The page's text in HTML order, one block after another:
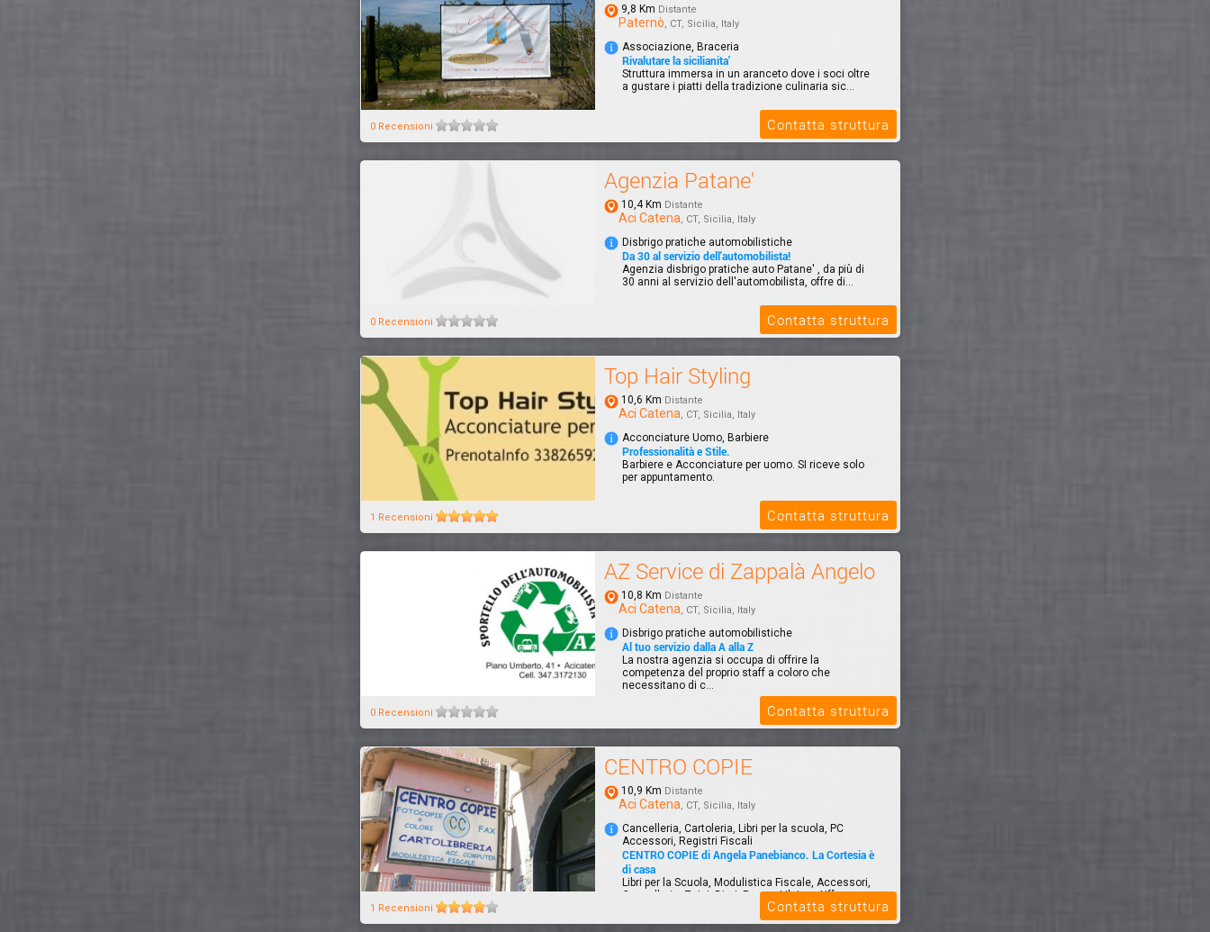
9,8 Km Distante
Paternò, CT, Sicilia, Italy
Associazione, Braceria
Rivalutare la sicilianita'
Struttura immersa in un aranceto dove i soci oltre
a gustare i piatti della tradizione culinaria sic...
0 Recensioni Contatta struttura
Agenzia Patane'
10,4 Km Distante
Aci Catena, CT, Sicilia, Italy
Disbrigo pratiche automobilistiche
Da 30 al servizio dell'automobilista!
Agenzia disbrigo pratiche auto Patane' , da più di
30 anni al servizio dell'automobilista, offre di...
0 Recensioni Contatta struttura
Top Hair Styling
10,6 Km Distante
Aci Catena, CT, Sicilia, Italy
Acconciature Uomo, Barbiere
Professionalità e Stile.
Barbiere e Acconciature per uomo. SI riceve solo
per appuntamento.
1 Recensioni Contatta struttura
AZ Service di Zappalà Angelo
10,8 Km Distante
Aci Catena, CT, Sicilia, Italy
Disbrigo pratiche automobilistiche
Al tuo servizio dalla A alla Z
La nostra agenzia si occupa di offrire la
competenza del proprio staff a coloro che
necessitano di c...
0 Recensioni Contatta struttura
CENTRO COPIE
10,9 Km Distante
Aci Catena, CT, Sicilia, Italy
Cancelleria, Cartoleria, Libri per la scuola, PC
Accessori, Registri Fiscali
CENTRO COPIE di Angela Panebianco. La Cortesia è
di casa
Libri per la Scuola, Modulistica Fiscale, Accessori,
Cancelleria, Zaini, Diari, Penne, Libri per Uff...
1 Recensioni Contatta struttura